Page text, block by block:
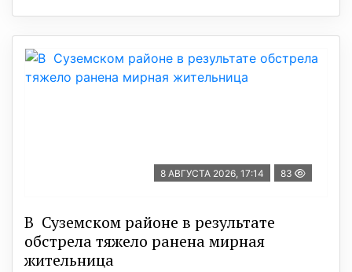
8 АВГУСТА 2026, 17:14 83
В Суземском районе в результате
обстрела тяжело ранена мирная
жительница